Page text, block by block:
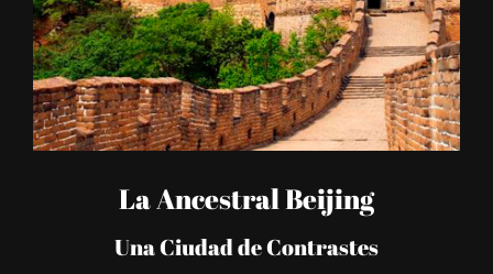
La Ancestral Beijing
Una Ciudad de Contrastes